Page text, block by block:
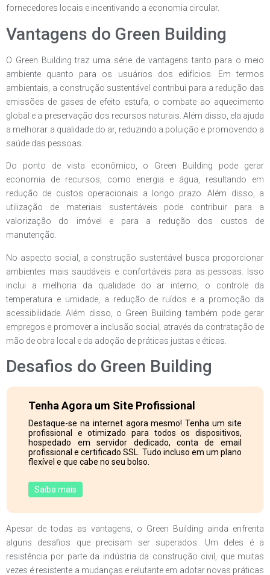
fornecedores locais e incentivando a economia circular.
Vantagens do Green Building
O Green Building traz uma série de vantagens tanto para o meio
ambiente quanto para os usuários dos edifícios. Em termos
ambientais, a construção sustentável contribui para a redução das
emissões de gases de efeito estufa, o combate ao aquecimento
global e a preservação dos recursos naturais. Além disso, ela ajuda
a melhorar a qualidade do ar, reduzindo a poluição e promovendo a
saúde das pessoas.
Do ponto de vista econômico, o Green Building pode gerar
economia de recursos, como energia e água, resultando em
redução de custos operacionais a longo prazo. Além disso, a
utilização de materiais sustentáveis pode contribuir para a
valorização do imóvel e para a redução dos custos de
manutenção.
No aspecto social, a construção sustentável busca proporcionar
ambientes mais saudáveis e confortáveis para as pessoas. Isso
inclui a melhoria da qualidade do ar interno, o controle da
temperatura e umidade, a redução de ruídos e a promoção da
acessibilidade. Além disso, o Green Building também pode gerar
empregos e promover a inclusão social, através da contratação de
mão de obra local e da adoção de práticas justas e éticas.
Desafios do Green Building
Tenha Agora um Site Profissional
Destaque-se na internet agora mesmo! Tenha um site
profissional e otimizado para todos os dispositivos,
hospedado em servidor dedicado, conta de email
profissional e certificado SSL. Tudo incluso em um plano
flexível e que cabe no seu bolso.
Saiba mais
Apesar de todas as vantagens, o Green Building ainda enfrenta
alguns desafios que precisam ser superados. Um deles é a
resistência por parte da indústria da construção civil, que muitas
vezes é resistente a mudanças e relutante em adotar novas práticas